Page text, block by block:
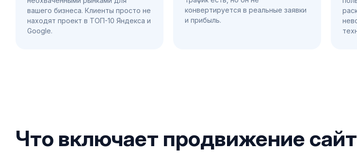
вашего бизнеса. Клиенты просто не
находят проект в ТОП-10 Яндекса и
Google.
конвертируется в реальные заявки
и прибыль.
Что включает продвижение